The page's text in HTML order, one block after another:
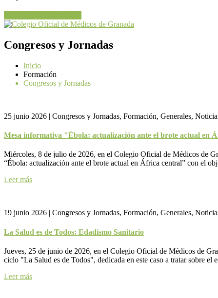
Congresos y Jornadas
Inicio
Formación
Congresos y Jornadas
25 junio 2026 | Congresos y Jornadas, Formación, Generales,
Mesa informativa "Ébola: actualización ante el brote actual en
Miércoles, 8 de julio de 2026, en el Colegio Oficial de Médicos de
“Ébola: actualización ante el brote actual en África central” con el
Leer más
19 junio 2026 | Congresos y Jornadas, Formación, Generales,
La Salud es de Todos: Edadismo Sanitario
Jueves, 25 de junio de 2026, en el Colegio Oficial de Médicos de
ciclo "La Salud es de Todos", dedicada en este caso a tratar sobre
Leer más